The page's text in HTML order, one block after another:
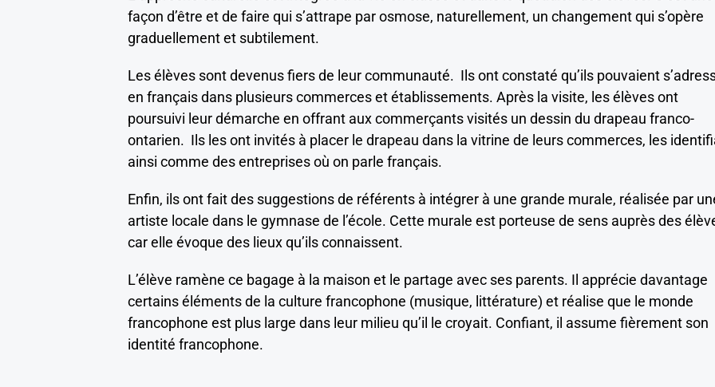
façon d’être et de faire qui s’attrape par osmose, naturellement, un changement qui s’opère
graduellement et subtilement.
Les élèves sont devenus fiers de leur communauté. Ils ont constaté qu’ils pouvaient
en français dans plusieurs commerces et établissements. Après la visite, les élèves ont
poursuivi leur démarche en offrant aux commerçants visités un dessin du drapeau franco-
ontarien. Ils les ont invités à placer le drapeau dans la vitrine de leurs commerces, les
ainsi comme des entreprises où on parle français.
Enfin, ils ont fait des suggestions de référents à intégrer à une grande murale, réalisée par
artiste locale dans le gymnase de l’école. Cette murale est porteuse de sens auprès des
car elle évoque des lieux qu’ils connaissent.
L’élève ramène ce bagage à la maison et le partage avec ses parents. Il apprécie davantage
certains éléments de la culture francophone (musique, littérature) et réalise que le monde
francophone est plus large dans leur milieu qu’il le croyait. Confiant, il assume fièrement son
identité francophone.